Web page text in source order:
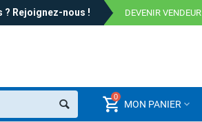
DEVENIR VENDEUR
? Rejoignez-nous !
0
MON PANIER